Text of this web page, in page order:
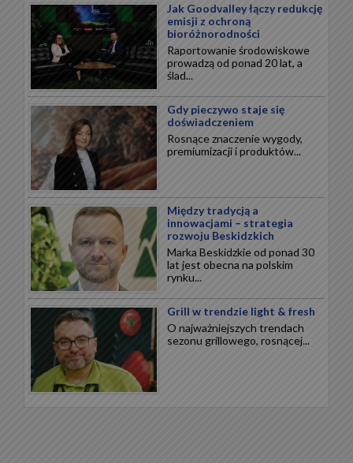
Jak Goodvalley łączy redukcję
emisji z ochroną
bioróżnorodności
Raportowanie środowiskowe
prowadzą od ponad 20 lat, a
ślad...
Gdy pieczywo staje się
doświadczeniem
Rosnące znaczenie wygody,
premiumizacji i produktów...
Między tradycją a
innowacjami – strategia
rozwoju Beskidzkich
Marka Beskidzkie od ponad 30
lat jest obecna na polskim
rynku...
Grill w trendzie light & fresh
O najważniejszych trendach
sezonu grillowego, rosnącej...